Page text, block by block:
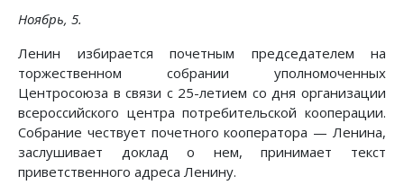
Ноябрь, 5.
Ленин избирается почетным председателем на
торжественном собрании уполномоченных
Центросоюза в связи с 25-летием со дня организации
всероссийского центра потребительской кооперации.
Собрание чествует почетного кооператора — Ленина,
заслушивает доклад о нем, принимает текст
приветственного адреса Ленину.